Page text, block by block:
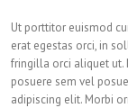
Ut porttitor euismod
erat egestas orci, in
fringilla orci aliquet ut.
posuere sem vel
adipiscing elit. Morbi